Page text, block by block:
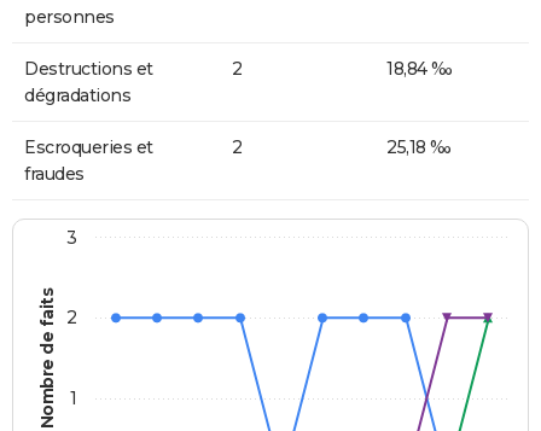
personnes
Destructions et
dégradations
2 18,84 ‰
Escroqueries et
fraudes
2 25,18 ‰
Nombre de faits 1
2
3